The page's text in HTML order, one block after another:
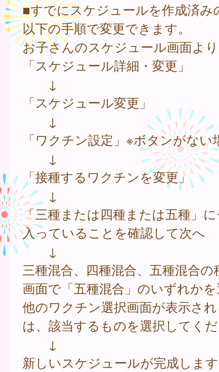
■すでにスケジュールを作成済み
以下の手順で変更できます。
お子さんのスケジュール画面より
「スケジュール詳細・変更」
↓
「スケジュール変更」
↓
「ワクチン設定」※ボタンがない
↓
「接種するワクチンを変更」
↓
「三種または四種または五種」
入っていることを確認して次へ
↓
三種混合、四種混合、五種混合の
画面で「五種混合」のいずれか
他のワクチン選択画面が表示さ
は、該当するものを選択してく
↓
新しいスケジュールが完成しま